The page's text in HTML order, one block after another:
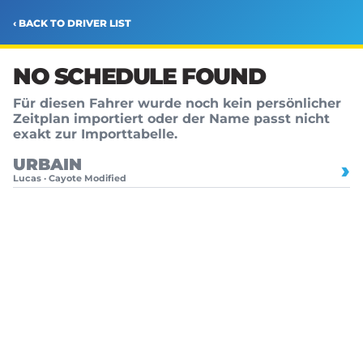
‹ BACK TO DRIVER LIST
NO SCHEDULE FOUND
Für diesen Fahrer wurde noch kein persönlicher
Zeitplan importiert oder der Name passt nicht
exakt zur Importtabelle.
URBAIN
Lucas · Cayote Modified ›